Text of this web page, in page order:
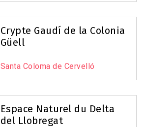
Crypte Gaudí de la Colonia
Güell
Santa Coloma de Cervelló
Espace Naturel du Delta
del Llobregat